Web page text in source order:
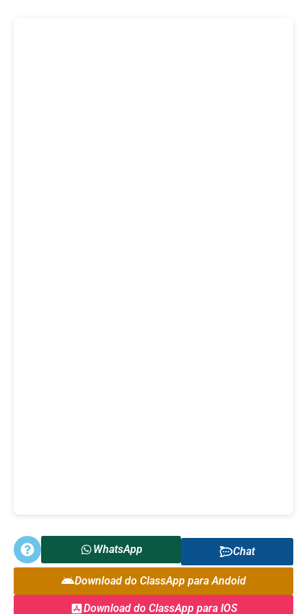
WhatsApp Chat
Download do ClassApp para Andoid
Download do ClassApp para IOS